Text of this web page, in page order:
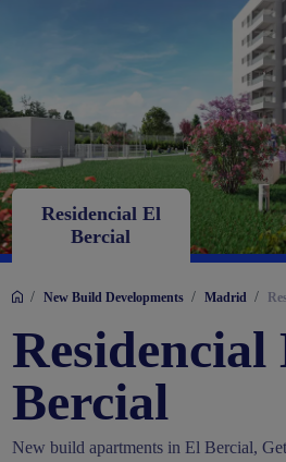
Residencial El
Bercial
/ New Build Developments / Madrid /
Residencial
Bercial
New build apartments in El Bercial,